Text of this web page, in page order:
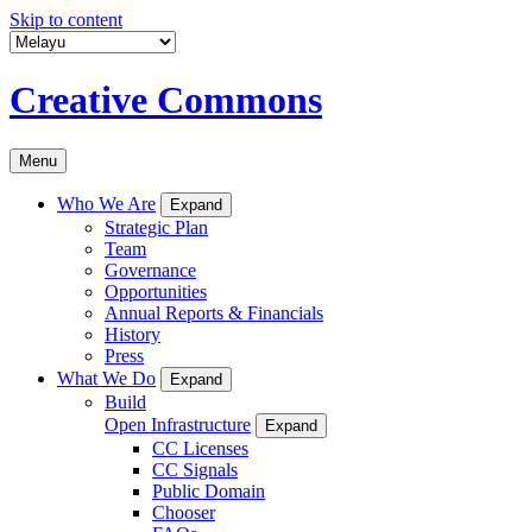
Skip to content
Creative Commons
Menu
Who We Are Expand
Strategic Plan
Team
Governance
Opportunities
Annual Reports & Financials
History
Press
What We Do
Expand
Build
Open Infrastructure
Expand
CC Licenses
CC Signals
Public Domain
Chooser